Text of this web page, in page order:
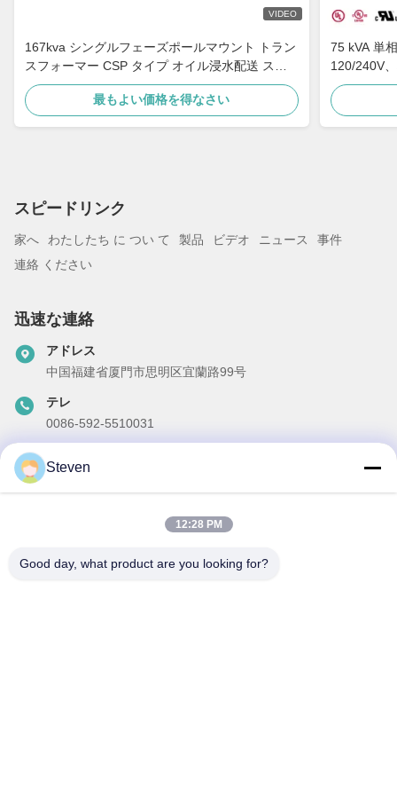
VIDEO
167kva シングルフェーズポールマウント トラン
スフォーマー CSP タイプ オイル浸水配送 ステ
ップダウン 4160v から 480v
最もよい価格を得なさい
75 kVA 単
120/240V
スピードリンク
家へ わたしたち に つい て 製品 ビデオ ニュース
事件
連絡 ください
迅速な連絡
アドレス
中国福建省厦門市思明区宜蘭路99号
テレ
0086-592-5510031
steven@winley-electric.com
私たちのニュースレター
Steven
12:28 PM
Good day, what product are you looking for?